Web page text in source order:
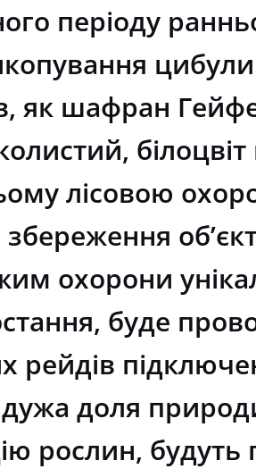
періоду
як шафран
лісовою
охорони
буде
рейдів
доля
рослин, будуть